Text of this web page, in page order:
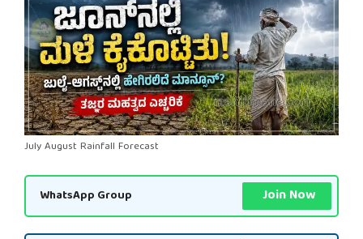
July August Rainfall Forecast
WhatsApp Group Join Now